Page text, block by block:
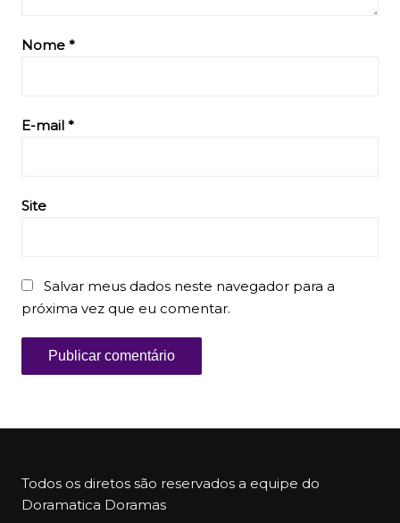
Nome *
E-mail *
Site
Salvar meus dados neste navegador para a
próxima vez que eu comentar.
Todos os diretos são reservados a equipe do
Doramatica Doramas